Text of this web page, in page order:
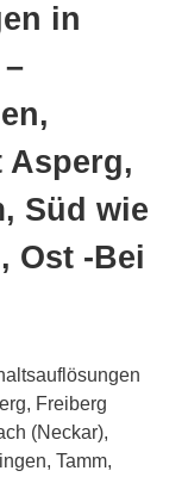
in
Asperg,
Süd wie
Ost -Bei
Freiberg
(Neckar),
Tamm,